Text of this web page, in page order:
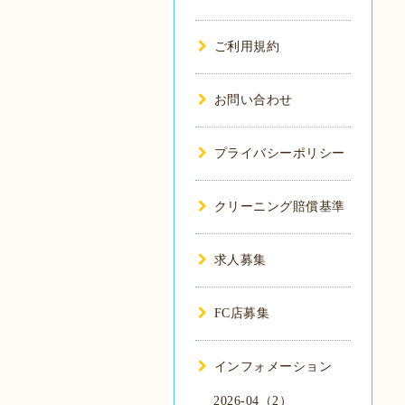
ご利用規約
お問い合わせ
プライバシーポリシー
クリーニング賠償基準
求人募集
FC店募集
インフォメーション
2026-04（2）